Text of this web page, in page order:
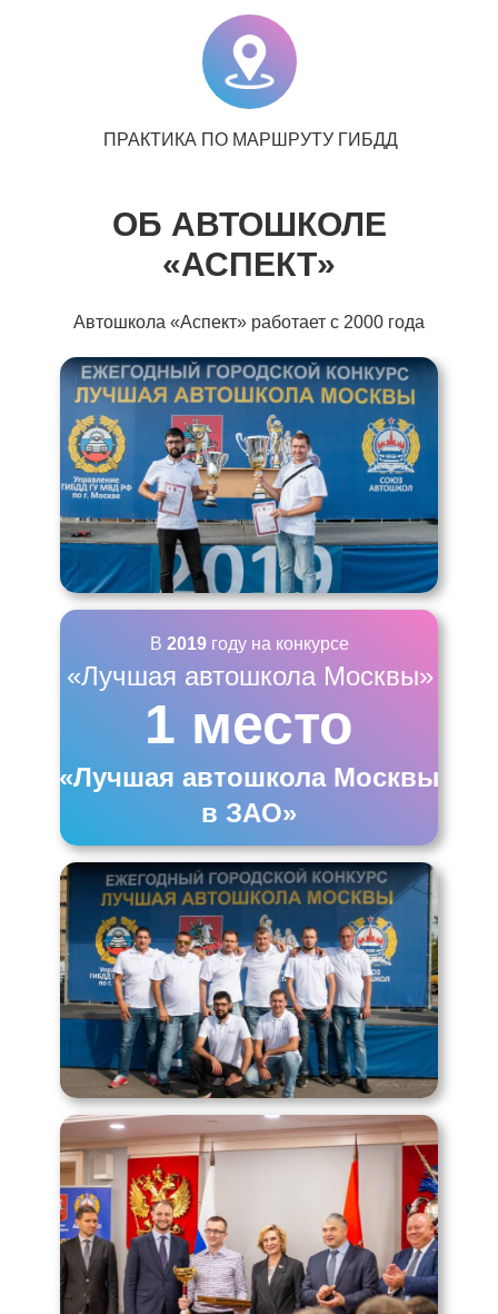
ПРАКТИКА ПО МАРШРУТУ ГИБДД
ОБ АВТОШКОЛЕ
«АСПЕКТ»
Автошкола «Аспект» работает с 2000 года
В 2019году на конкурсе
«Лучшая автошкола Москвы»
«Лучшая автошкола Москвы
в ЗАО»
1 место